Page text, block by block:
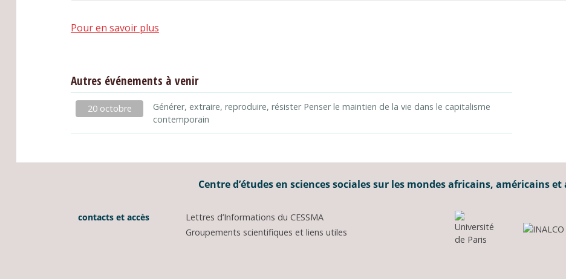
Pour en savoir plus
Autres événements à venir
20 octobre
Générer, extraire, reproduire, résister Penser le maintien de la vie dans le capitalisme
contemporain
Centre d’études en sciences sociales sur les mondes africains, américains
contacts et accès
Lettres d’Informations du CESSMA
Groupements scientifiques et liens utiles